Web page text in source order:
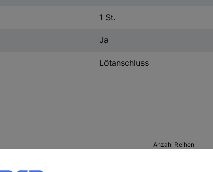
1 St.
Ja
Lötanschluss
Anzahl Reihen